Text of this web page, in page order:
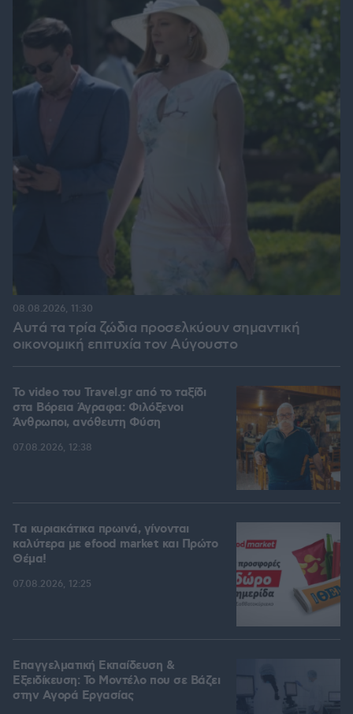
Αυτά τα τρία ζώδια προσελκύουν σημαντική
οικονομική επιτυχία τον Αύγουστο
08.08.2026, 11:30
To video του Travel.gr από το ταξίδι
στα Βόρεια Άγραφα: Φιλόξενοι
Άνθρωποι, ανόθευτη Φύση
07.08.2026, 12:38
Tα κυριακάτικα πρωινά, γίνονται
καλύτερα με efood market και Πρώτο
Θέμα!
07.08.2026, 12:25
Επαγγελματική Εκπαίδευση &
Εξειδίκευση: Το Mοντέλο που σε Bάζει
στην Aγορά Eργασίας